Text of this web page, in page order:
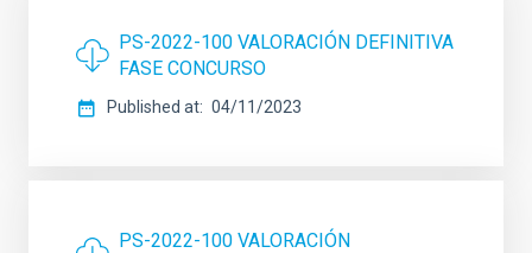
PS-2022-100 VALORACIÓN DEFINITIVA
FASE CONCURSO
Published at 04/11/2023
PS-2022-100 VALORACIÓN